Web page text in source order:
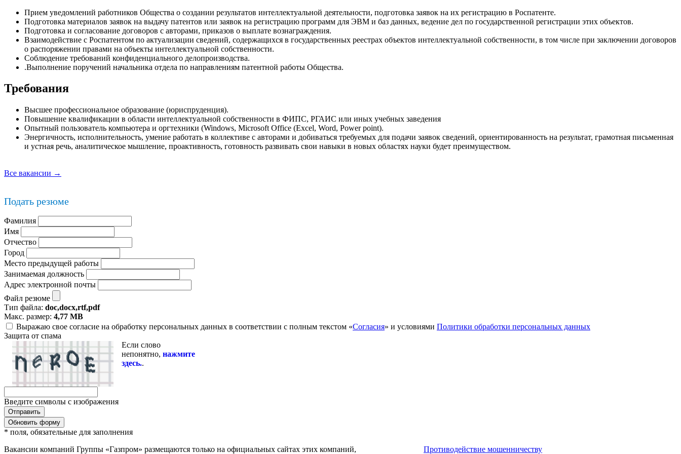
Прием уведомлений работников Общества о создании результатов интеллектуальной деятельности, подготовка заявок на их регистрацию в Роспатенте.
Подготовка материалов заявок на выдачу патентов или заявок на регистрацию программ для ЭВМ и баз данных, ведение дел по государственной регистрации этих объектов.
Подготовка и согласование договоров с авторами, приказов о выплате вознаграждения.
Взаимодействие с Роспатентом по актуализации сведений, содержащихся в государственных реестрах объектов интеллектуальной собственности, в том числе при заключении договоров
о распоряжении правами на объекты интеллектуальной собственности.
Соблюдение требований конфиденциального делопроизводства.
.Выполнение поручений начальника отдела по направлениям патентной работы Общества.
Требования
Высшее профессиональное образование (юриспруденция).
Повышение квалификации в области интеллектуальной собственности в ФИПС, РГАИС или иных учебных заведения
Опытный пользователь компьютера и оргтехники (Windows, Microsoft Office (Excel, Word, Power point).
Энергичность, исполнительность, умение работать в коллективе с авторами и добиваться требуемых для подачи заявок сведений, ориентированность на результат, грамотная письменная
и устная речь, аналитическое мышление, проактивность, готовность развивать свои навыки в новых областях науки будет преимуществом.
Все вакансии →
Подать резюме
Фамилия
Имя
Отчество
Город
Место предыдущей работы
Занимаемая должность
Адрес электронной почты
Файл резюме
Тип файла: doc,docx,rtf,pdf
Макс. размер: 4,77 MB
Выражаю свое согласие на обработку персональных данных в соответствии с полным текстом «Согласия» и условиями Политики обработки персональных данных
Защита от спама
Если слово
непонятно, нажмите
здесь..
Введите символы с изображения
Обновить форму
* поля, обязательные для заполнения
Противодействие мошенничеству
Вакансии компаний Группы «Газпром» размещаются только на официальных сайтах этих компаний,